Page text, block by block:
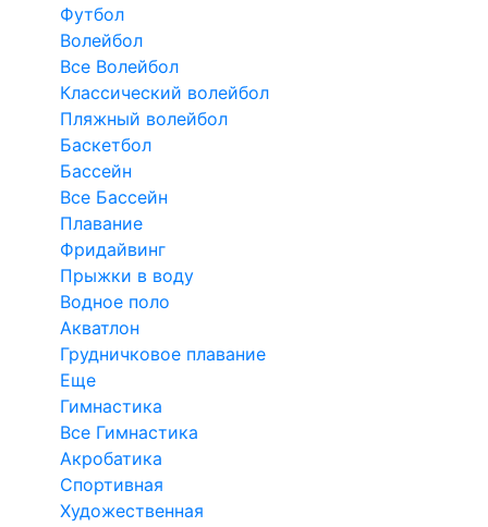
Футбол
Волейбол
Все Волейбол
Классический волейбол
Пляжный волейбол
Баскетбол
Бассейн
Все Бассейн
Плавание
Фридайвинг
Прыжки в воду
Водное поло
Акватлон
Грудничковое плавание
Еще
Гимнастика
Все Гимнастика
Акробатика
Спортивная
Художественная